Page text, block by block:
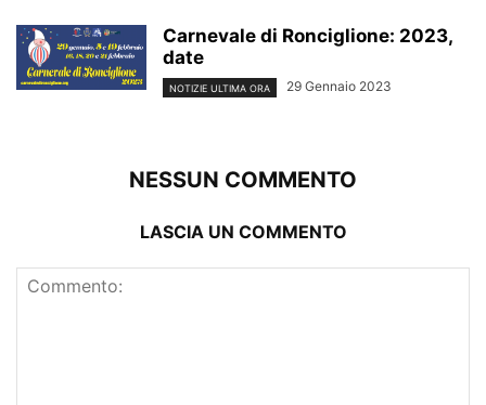
Carnevale di Ronciglione: 2023,
date
NOTIZIE ULTIMA ORA 29 Gennaio 2023
NESSUN COMMENTO
LASCIA UN COMMENTO